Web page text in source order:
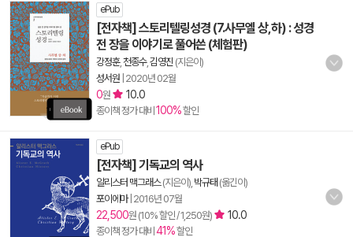
ePub
[전자책] 스토리텔링성경 (7.사무엘 상,하) : 성경
전 장을 이야기로 풀어쓴 (체험판)
강정훈, 천종수, 김영진 (지은이)
성서원 2020년 02월
0원 10.0
종이책 정가 대비 100%할인
ePub
[전자책] 기독교의 역사
알리스터 맥그래스(지은이), 박규태 (옮긴이)
포이에마| 2016년 07월
22,500원 (10% 할인 / 1,250원) 10.0
종이책 정가 대비 41%할인